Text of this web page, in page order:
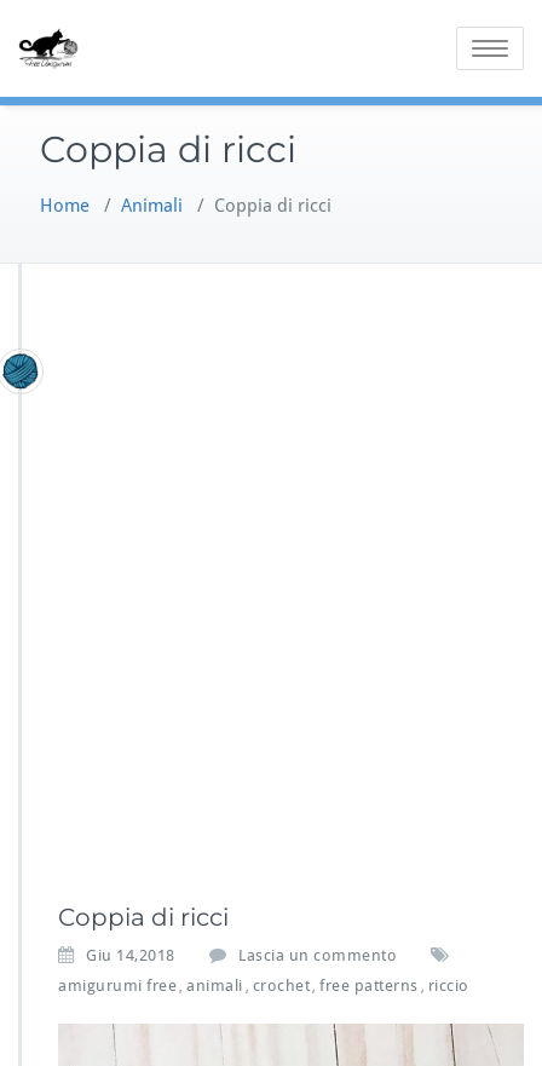
Toggle
Coppia di ricci
Home / Animali / Coppia di ricci
Coppia di ricci
Giu 14,2018
Lascia un commento
amigurumi free animali crochet free patterns riccio